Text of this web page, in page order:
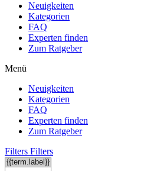
Neuigkeiten
Kategorien
FAQ
Experten finden
Zum Ratgeber
Menü
Neuigkeiten
Kategorien
FAQ
Experten finden
Zum Ratgeber
Filters Filters